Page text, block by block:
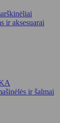
ir aksesuarai
ir šalmai